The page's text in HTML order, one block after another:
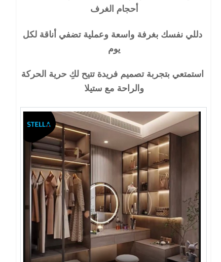
أحجام الغرف
دللي نفسك بغرفة واسعة وعملية تضفي أناقة لكل
يوم
استمتعي بتجربة تصميم فريدة تتيح لكِ حرية الحركة
والراحة مع ستيلا